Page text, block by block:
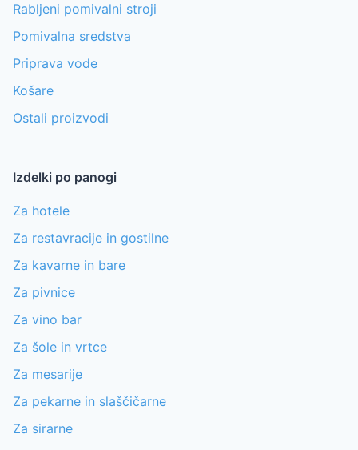
Rabljeni pomivalni stroji
Pomivalna sredstva
Priprava vode
Košare
Ostali proizvodi
Izdelki po panogi
Za hotele
Za restavracije in gostilne
Za kavarne in bare
Za pivnice
Za vino bar
Za šole in vrtce
Za mesarije
Za pekarne in slaščičarne
Za sirarne